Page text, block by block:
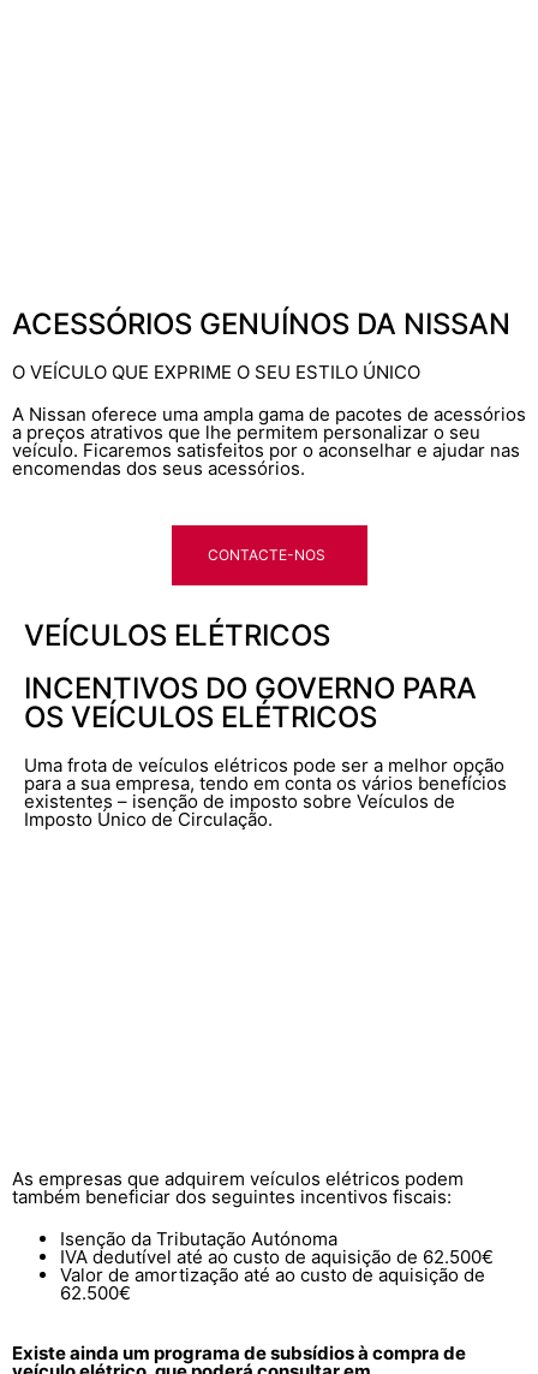
ACESSÓRIOS GENUÍNOS DA NISSAN
O VEÍCULO QUE EXPRIME O SEU ESTILO ÚNICO
A Nissan oferece uma ampla gama de pacotes de acessórios
a preços atrativos que lhe permitem personalizar o seu
veículo. Ficaremos satisfeitos por o aconselhar e ajudar nas
encomendas dos seus acessórios.
CONTACTE-NOS
VEÍCULOS ELÉTRICOS
INCENTIVOS DO GOVERNO PARA
OS VEÍCULOS ELÉTRICOS
Uma frota de veículos elétricos pode ser a melhor opção
para a sua empresa, tendo em conta os vários benefícios
existentes – isenção de imposto sobre Veículos de
Imposto Único de Circulação.
As empresas que adquirem veículos elétricos podem
também beneficiar dos seguintes incentivos fiscais:
Isenção da Tributação Autónoma
IVA dedutível até ao custo de aquisição de 62.500€
Valor de amortização até ao custo de aquisição de
62.500€
Existe ainda um programa de subsídios à compra de